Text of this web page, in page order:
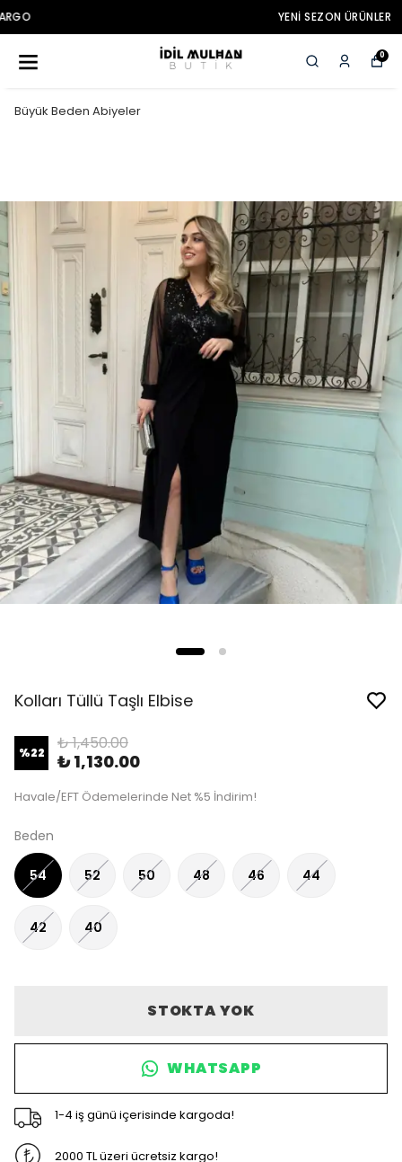
0
Büyük Beden Abiyeler
Kolları Tüllü Taşlı Elbise
%22 ₺ 1,450.00
₺ 1,130.00
Havale/EFT Ödemelerinde Net %5 İndirim!
Beden
54 52 50 48 46 44
42 40
STOKTA YOK
WHATSAPP
1-4 iş günü içerisinde kargoda!
2000 TL üzeri ücretsiz kargo!